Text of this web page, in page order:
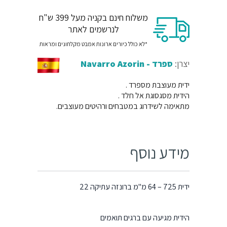
משלוח חינם בקניה מעל 399 ש"ח
לנרשמים לאתר
*לא כולל כיורים ארונות אמבט מקלחונים ומראות
יצרן: ספרד - Navarro Azorin
ידית מעוצבת מספרד .
הידית מסגסוגת אל חלד .
מתאימה לשידרוג במטבחים ורהיטים מעוצבים.
מידע נוסף
ידית 725 – 64 מ"מ ברונזה עתיקה 22
הידית מגיעה עם ברגים תואמים